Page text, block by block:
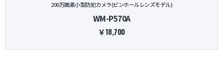
200万画素小型防犯カメラ(ピンホールレンズモデル)
WM-P570A
￥18,700